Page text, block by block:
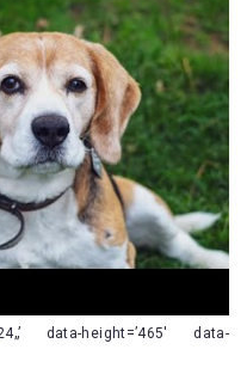
data-height=’465′ data-